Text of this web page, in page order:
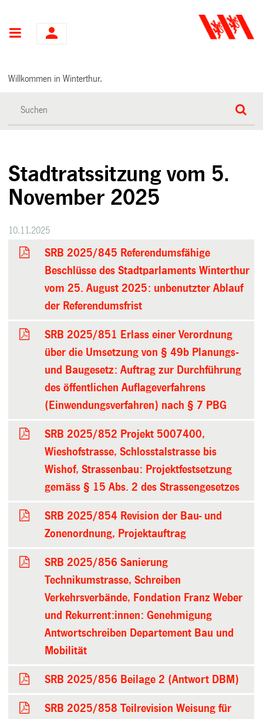
Hauptnavigation
Willkommen in Winterthur.
Stadtratssitzung vom 5.
November 2025
10.11.2025
SRB 2025/845 Referendumsfähige
Beschlüsse des Stadtparlaments Winterthur
vom 25. August 2025: unbenutzter Ablauf
der Referendumsfrist
SRB 2025/851 Erlass einer Verordnung
über die Umsetzung von § 49b Planungs-
und Baugesetz: Auftrag zur Durchführung
des öffentlichen Auflageverfahrens
(Einwendungsverfahren) nach § 7 PBG
SRB 2025/852 Projekt 5007400,
Wieshofstrasse, Schlosstalstrasse bis
Wishof, Strassenbau: Projektfestsetzung
gemäss § 15 Abs. 2 des Strassengesetzes
SRB 2025/854 Revision der Bau- und
Zonenordnung, Projektauftrag
SRB 2025/856 Sanierung
Technikumstrasse, Schreiben
Verkehrsverbände, Fondation Franz Weber
und Rekurrent:innen: Genehmigung
Antwortschreiben Departement Bau und
Mobilität
SRB 2025/856 Beilage 2 (Antwort DBM)
SRB 2025/858 Teilrevision Weisung für